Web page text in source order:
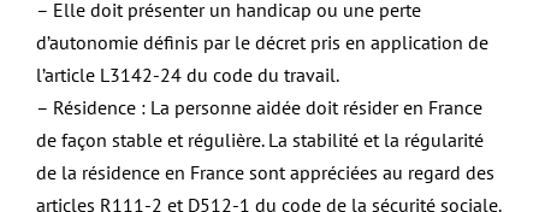
– Elle doit présenter un handicap ou une perte
d’autonomie définis par le décret pris en application de
l’article L3142-24 du code du travail.
– Résidence : La personne aidée doit résider en France
de façon stable et régulière. La stabilité et la régularité
de la résidence en France sont appréciées au regard des
articles R111-2 et D512-1 du code de la sécurité sociale.